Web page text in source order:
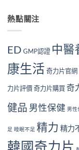
面
解
個？〉
檢
｜
大
號
與
腎
法〉
的
證：
果
真
值
長
用
嗎？〉
服
用
片
身
體
嗎？
整
性
析
熱點關注
ED GMP認證 中醫
康生活 奇力片官網
力片評價奇力片購買 奇
健品 男性保健 男性
足 睡眠不足 精力 精力
韓國奇力片